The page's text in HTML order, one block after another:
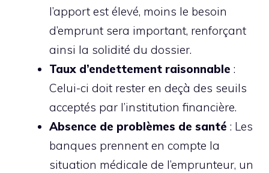
l’apport est élevé, moins le besoin
d’emprunt sera important, renforçant
ainsi la solidité du dossier.
Taux d’endettement raisonnable :
Celui-ci doit rester en deçà des seuils
acceptés par l’institution financière.
Absence de problèmes de santé : Les
banques prennent en compte la
situation médicale de l’emprunteur, un